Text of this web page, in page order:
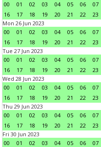
00
01 02 03 04 05 06 07
16
17 18 19 20 21 22
23
Mon 26 Jun 2023
00
01 02 03 04 05 06 07
16
17 18 19 20 21 22
23
Tue 27 Jun 2023
00
01 02 03 04 05 06 07
16
17 18 19 20 21 22
23
Wed 28 Jun 2023
00
01 02 03 04 05 06 07
16
17 18 19 20 21 22
23
Thu 29 Jun 2023
00
01 02 03 04 05 06 07
16
17 18 19 20 21 22
23
Fri 30 Jun 2023
00
01 02 03 04 05 06 07